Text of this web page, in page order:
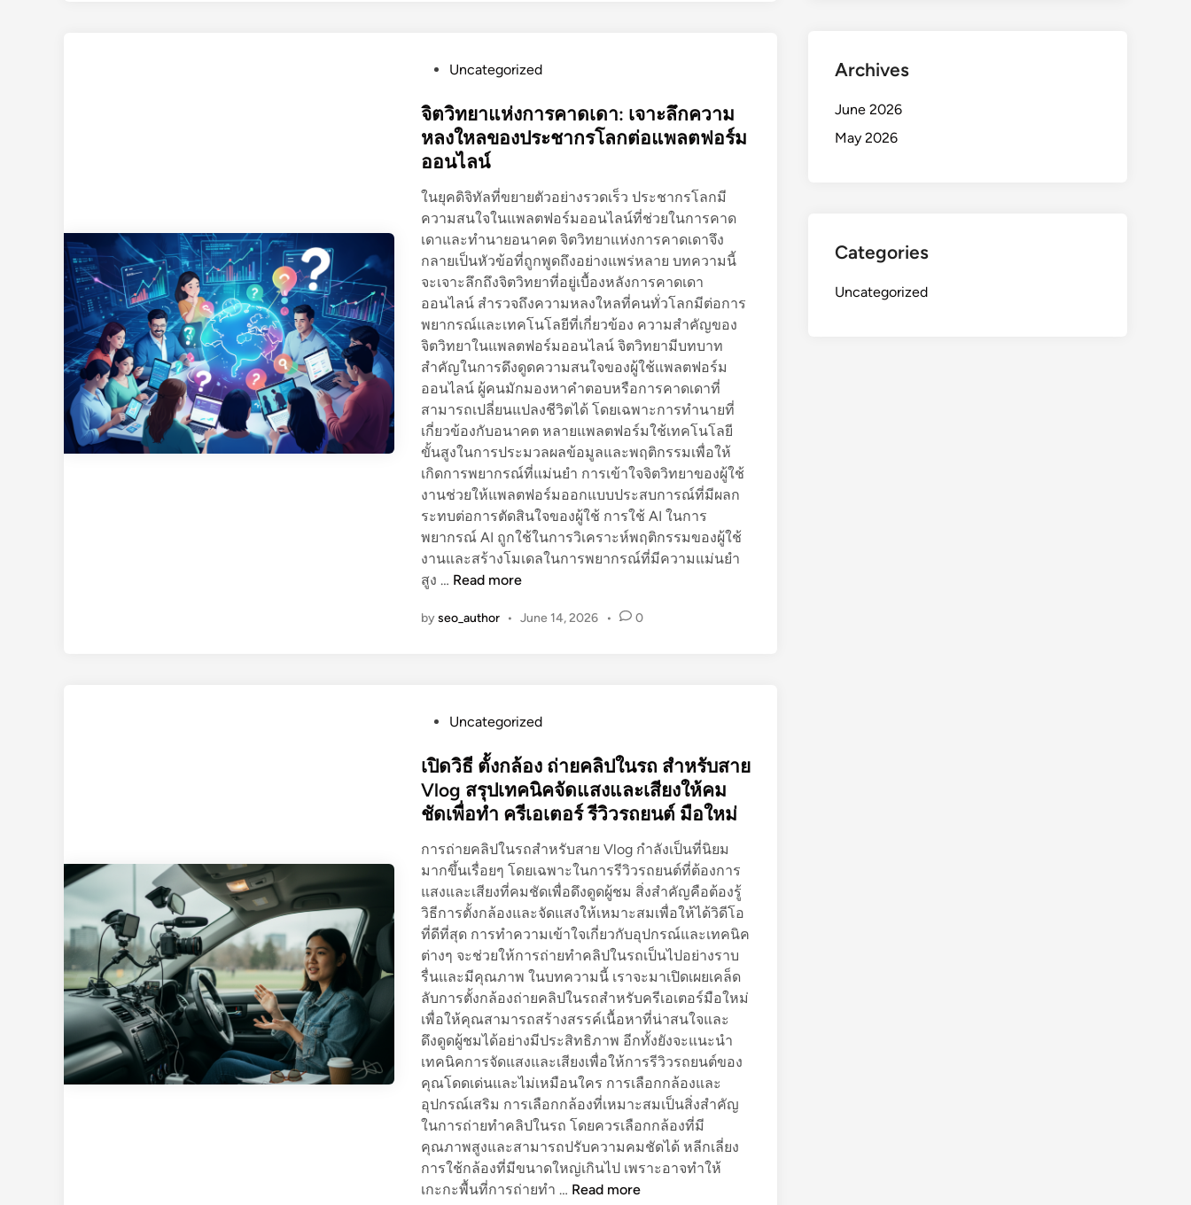
ห่
ก
า
ร
า
ด
เ
ด
า
:
เ
จ
า
ะ
ลึ
ก
ค
ว
า
ม
ห
ล
ง
ห
ร
ะ
ช
า
ล
อ
แ
พ
ล
ต
อ
ม
อ
อ
s
t
e
i
n
Uncategorized
จิตวิทยาแห่งการคาดเดา: เจาะลึกความ
หลงใหลของประชากรโลกต่อแพลตฟอร์ม
ออนไลน์
ในยุคดิจิทัลที่ขยายตัวอย่างรวดเร็ว ประชากรโลกมี
ความสนใจในแพลตฟอร์มออนไลน์ที่ช่วยในการคาด
เดาและทำนายอนาคต จิตวิทยาแห่งการคาดเดาจึง
กลายเป็นหัวข้อที่ถูกพูดถึงอย่างแพร่หลาย บทความนี้
จะเจาะลึกถึงจิตวิทยาที่อยู่เบื้องหลังการคาดเดา
ออนไลน์ สำรวจถึงความหลงใหลที่คนทั่วโลกมีต่อการ
พยากรณ์และเทคโนโลยีที่เกี่ยวข้อง ความสำคัญของ
จิตวิทยาในแพลตฟอร์มออนไลน์ จิตวิทยามีบทบาท
สำคัญในการดึงดูดความสนใจของผู้ใช้แพลตฟอร์ม
ออนไลน์ ผู้คนมักมองหาคำตอบหรือการคาดเดาที่
สามารถเปลี่ยนแปลงชีวิตได้ โดยเฉพาะการทำนายที่
เกี่ยวข้องกับอนาคต หลายแพลตฟอร์มใช้เทคโนโลยี
ขั้นสูงในการประมวลผลข้อมูลและพฤติกรรมเพื่อให้
เกิดการพยากรณ์ที่แม่นยำ การเข้าใจจิตวิทยาของผู้ใช้
งานช่วยให้แพลตฟอร์มออกแบบประสบการณ์ที่มีผลก
ระทบต่อการตัดสินใจของผู้ใช้ การใช้ AI ในการ
พยากรณ์ AI ถูกใช้ในการวิเคราะห์พฤติกรรมของผู้ใช้
งานและสร้างโมเดลในการพยากรณ์ที่มีความแม่นยำ
สูง … จิ
วิ
ห่
ก
า
ร
า
ด
เ
ด
า
:
เ
จ
า
ะ
ลึ
ก
ค
ว
า
ม
ห
Read more
byseo_author • June 14, 2026 • 0
s
t
e
i
n
Uncategorized
เปิดวิธี ตั้งกล้อง ถ่ายคลิปในรถ สำหรับสาย
Vlog สรุปเทคนิคจัดแสงและเสียงให้คม
ชัดเพื่อทำ ครีเอเตอร์ รีวิวรถยนต์ มือใหม่
การถ่ายคลิปในรถสำหรับสาย Vlog กำลังเป็นที่นิยม
มากขึ้นเรื่อยๆ โดยเฉพาะในการรีวิวรถยนต์ที่ต้องการ
แสงและเสียงที่คมชัดเพื่อดึงดูดผู้ชม สิ่งสำคัญคือต้องรู้
วิธีการตั้งกล้องและจัดแสงให้เหมาะสมเพื่อให้ได้วิดีโอ
ที่ดีที่สุด การทำความเข้าใจเกี่ยวกับอุปกรณ์และเทคนิค
ต่างๆ จะช่วยให้การถ่ายทำคลิปในรถเป็นไปอย่างราบ
รื่นและมีคุณภาพ ในบทความนี้ เราจะมาเปิดเผยเคล็ด
ลับการตั้งกล้องถ่ายคลิปในรถสำหรับครีเอเตอร์มือใหม่
เพื่อให้คุณสามารถสร้างสรรค์เนื้อหาที่น่าสนใจและ
ดึงดูดผู้ชมได้อย่างมีประสิทธิภาพ อีกทั้งยังจะแนะนำ
เทคนิคการจัดแสงและเสียงเพื่อให้การรีวิวรถยนต์ของ
คุณโดดเด่นและไม่เหมือนใคร การเลือกกล้องและ
อุปกรณ์เสริม การเลือกกล้องที่เหมาะสมเป็นสิ่งสำคัญ
ในการถ่ายทำคลิปในรถ โดยควรเลือกกล้องที่มี
คุณภาพสูงและสามารถปรับความคมชัดได้ หลีกเลี่ยง
การใช้กล้องที่มีขนาดใหญ่เกินไป เพราะอาจทำให้
เกะกะพื้นที่การถ่ายทำ … เRead more
Archives
June 2026
May 2026
Categories
Uncategorized